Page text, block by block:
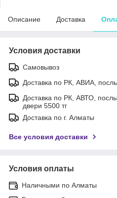
Описание Доставка
Условия доставки
Самовывоз
Доставка по РК, АВИА,
Доставка по РК, АВТО,
двери 5500 тг
Доставка по г. Алматы
Все условия доставки
Условия оплаты
Наличными по Алматы